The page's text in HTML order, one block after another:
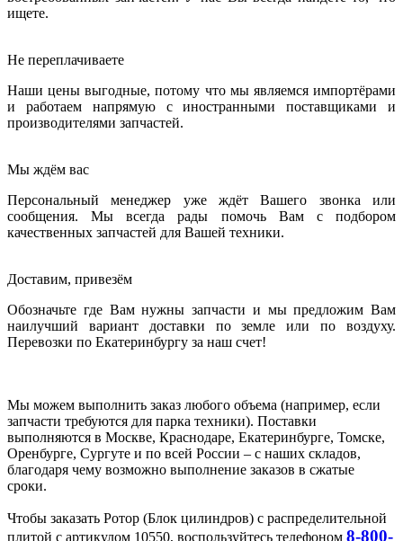
ищете.
Не переплачиваете
Наши цены выгодные, потому что мы являемся импортёрами
и работаем напрямую с иностранными поставщиками и
производителями запчастей.
Мы ждём вас
Персональный менеджер уже ждёт Вашего звонка или
сообщения. Мы всегда рады помочь Вам с подбором
качественных запчастей для Вашей техники.
Доставим, привезём
Обозначьте где Вам нужны запчасти и мы предложим Вам
наилучший вариант доставки по земле или по воздуху.
Перевозки по Екатеринбургу за наш счет!
Мы можем выполнить заказ любого объема (например, если
запчасти требуются для парка техники). Поставки
выполняются в Москве, Краснодаре, Екатеринбурге, Томске,
Оренбурге, Сургуте и по всей России – с наших складов,
благодаря чему возможно выполнение заказов в сжатые
сроки.
Чтобы заказать Ротор (Блок цилиндров) с распределительной
плитой с артикулом 10550, воспользуйтесь телефоном 8-800-